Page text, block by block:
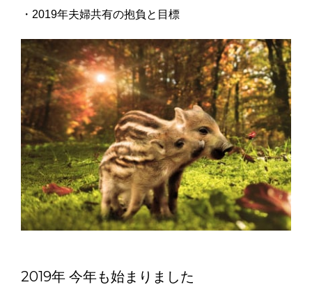
・2019年夫婦共有の抱負と目標
2019年 今年も始まりました